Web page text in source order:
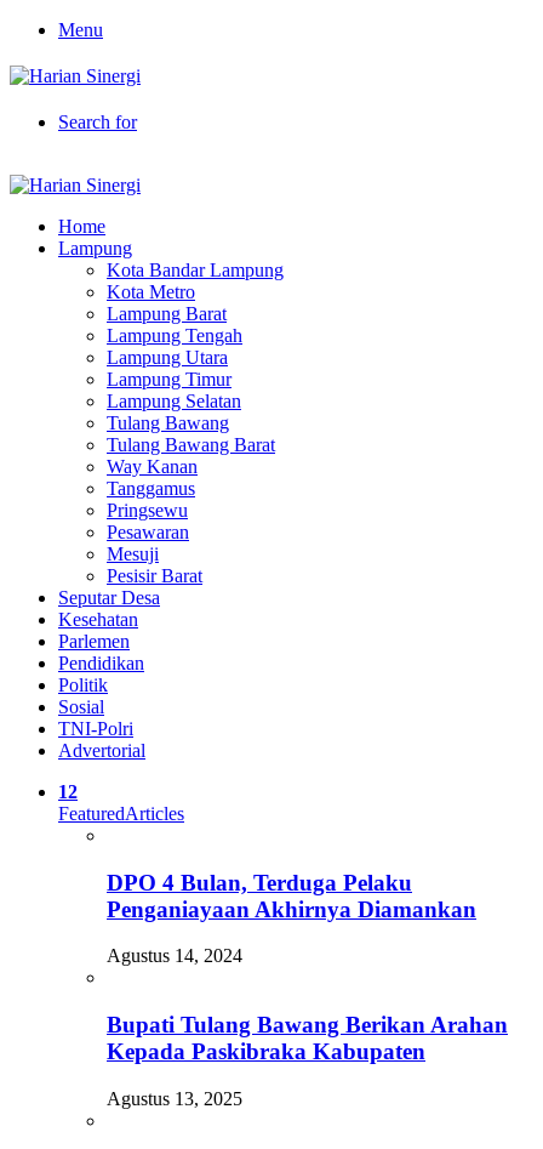
Menu
Search for
Home
Lampung
Kota Bandar Lampung
Kota Metro
Lampung Barat
Lampung Tengah
Lampung Utara
Lampung Timur
Lampung Selatan
Tulang Bawang
Tulang Bawang Barat
Way Kanan
Tanggamus
Pringsewu
Pesawaran
Mesuji
Pesisir Barat
Seputar Desa
Kesehatan
Parlemen
Pendidikan
Politik
Sosial
TNI-Polri
Advertorial
12
FeaturedArticles
DPO 4 Bulan, Terduga Pelaku
Penganiayaan Akhirnya Diamankan
Agustus 14, 2024
Bupati Tulang Bawang Berikan Arahan
Kepada Paskibraka Kabupaten
Agustus 13, 2025